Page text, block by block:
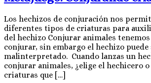
Los hechizos de conjuración nos
diferentes tipos de criaturas para
del hechizo Conjurar animales
conjurar, sin embargo el hechizo
malinterpretado. Cuando lanzas un
conjurar animales, ¿elige el hechicero o
criaturas que […]